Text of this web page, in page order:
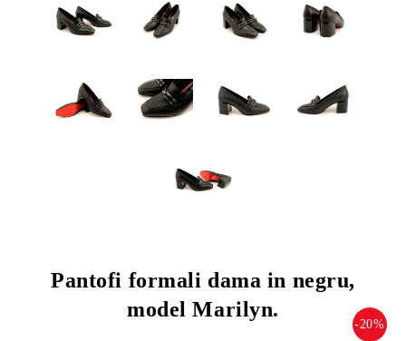
Pantofi formali dama in negru,
model Marilyn.
-20%